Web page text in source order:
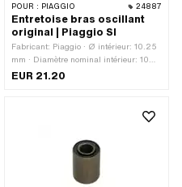
POUR : PIAGGIO 24887
Entretoise bras oscillant
original | Piaggio SI
Fabricant: Piaggio · Ø intérieur: 10.25
mm · Diamètre nominal intérieur: 10
mm · Ø extérieur: 14 mm · Longueur
EUR 21.20